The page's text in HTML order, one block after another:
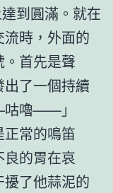
到圓滿。就在
時，外面的
首先是聲
了一個持續
嚕——」
常的鳴笛
的胃在哀
了他蒜泥的